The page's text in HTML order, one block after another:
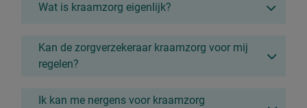
Wat is kraamzorg eigenlijk?
Kan de zorgverzekeraar kraamzorg voor mij
regelen?
Ik kan me nergens voor kraamzorg